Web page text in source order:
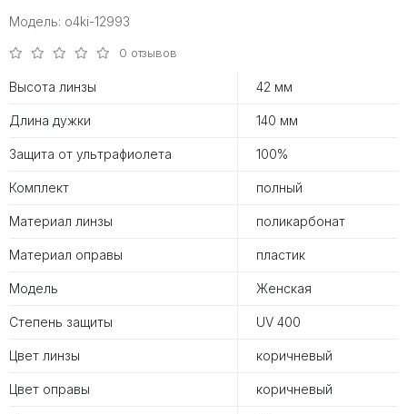
Модель: o4ki-12993
0 отзывов
Высота линзы 42 мм
Длина дужки 140 мм
Защита от ультрафиолета 100%
Комплект полный
Материал линзы поликарбонат
Материал оправы пластик
Модель Женская
Степень защиты UV 400
Цвет линзы коричневый
Цвет оправы коричневый